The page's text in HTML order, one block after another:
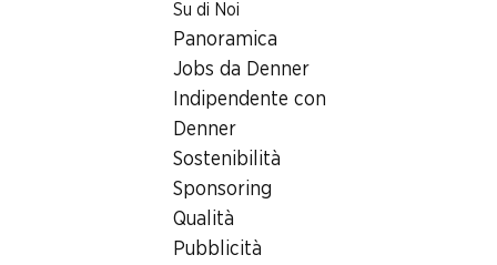
Su di Noi
Panoramica
Jobs da Denner
Indipendente con
Denner
Sostenibilità
Sponsoring
Qualità
Pubblicità